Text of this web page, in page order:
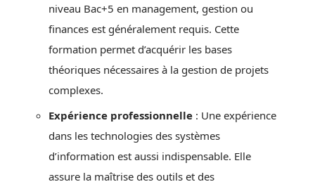
niveau Bac+5 en management, gestion ou
finances est généralement requis. Cette
formation permet d’acquérir les bases
théoriques nécessaires à la gestion de projets
complexes.
Expérience professionnelle : Une expérience
dans les technologies des systèmes
d’information est aussi indispensable. Elle
assure la maîtrise des outils et des